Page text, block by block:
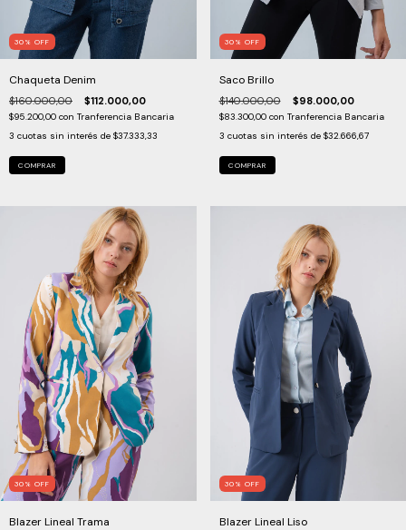
30 % OFF
Chaqueta Denim
$160.000,00 $112.000,00
$95.200,00 con Tranferencia Bancaria
3 cuotas sin interés de $37.333,33
COMPRAR
30 % OFF
Saco Brillo
$140.000,00 $98.000,00
$83.300,00 con Tranferencia Bancaria
3 cuotas sin interés de $32.666,67
COMPRAR
30 % OFF
Blazer Lineal Trama
30 % OFF
Blazer Lineal Liso